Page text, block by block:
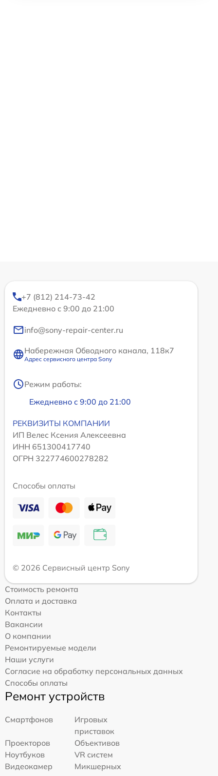
+7 (812) 214-73-42
Ежедневно с 9:00 до 21:00
info@sony-repair-center.ru
Набережная Обводного канала, 118к7
Адрес сервисного центра Sony
Режим работы:
Ежедневно с 9:00 до 21:00
РЕКВИЗИТЫ КОМПАНИИ
ИП Велес Ксения Алексеевна
ИНН 651300417740
ОГРН 322774600278282
Способы оплаты
© 2026 Сервисный центр Sony
Стоимость ремонта
Оплата и доставка
Контакты
Вакансии
О компании
Ремонтируемые модели
Наши услуги
Согласие на обработку персональных данных
Способы оплаты
Ремонт устройств
Смартфонов
Игровых
приставок
Проекторов
Объективов
Ноутбуков
VR систем
Видеокамер
Микшерных